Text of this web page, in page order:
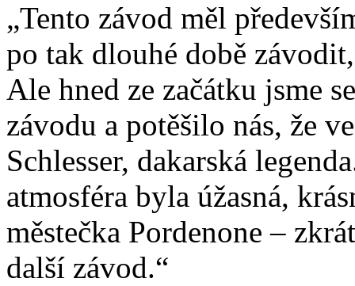
„Tento závod měl
po tak dlouhé době
Ale hned ze začátku jsme
závodu a potěšilo nás, že
Schlesser, dakarská
atmosféra byla úžasná,
městečka Pordenone –
další závod.“